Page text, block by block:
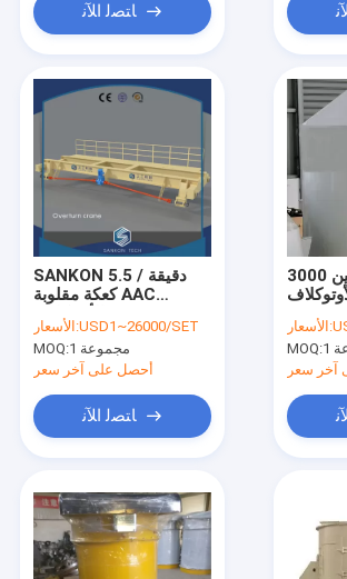
المنتجات
حول بنا
ﺎﺘﺼﻟ ﺍﻶﻧ
SANKON 5.5 دقيقة /
كعكة مقلوبة AAC
الأوتوكلاف
الأسعار:USD1~26000/SET
MOQ:
1 مجموعة
أحصل على آخر سعر
ﺎﺘﺼﻟ ﺍﻶﻧ
3000 كيلوجرام الطين
الأسعار:
MOQ:
آخر سعر